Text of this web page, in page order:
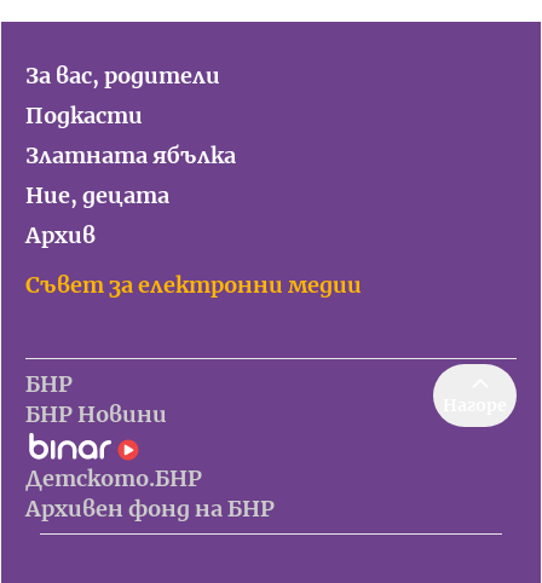
За вас, родители
Подкасти
Златната ябълка
Ние, децата
Архив
Съвет за електронни медии
БНР
БНР Новини
Детското.БНР
Архивен фонд на БНР